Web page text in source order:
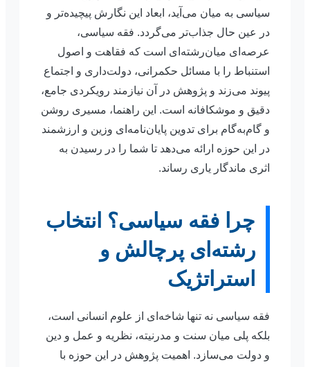
سیاسی به میان می‌آید، ابعاد این نگارش پیچیده‌تر و
در عین حال جذاب‌تر می‌گردد. فقه سیاسی،
عرصه‌ای میان‌رشته‌ای است که فقاهت و اصول
استنباط را با مسائل حکمرانی، دولت‌داری و اجتماع
پیوند می‌زند و پژوهش در آن نیازمند رویکردی جامع،
دقیق و موشکافانه است. این راهنما، مسیری روشن
و گام‌به‌گام برای تدوین پایان‌نامه‌ای وزین و ارزشمند
در این حوزه ارائه می‌دهد تا شما را در رسیدن به
اثری ماندگار یاری رساند.
چرا فقه سیاسی؟ انتخاب
رشته‌ای پرچالش و
استراتژیک
فقه سیاسی نه تنها شاخه‌ای از علوم انسانی است،
بلکه پلی میان سنت و مدرنیته، نظریه و عمل و دین
و دولت می‌سازد. اهمیت پژوهش در این حوزه با